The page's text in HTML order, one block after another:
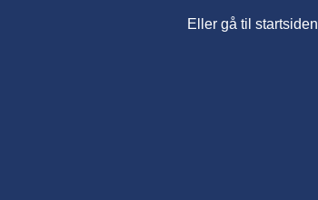
Eller gå til startsiden